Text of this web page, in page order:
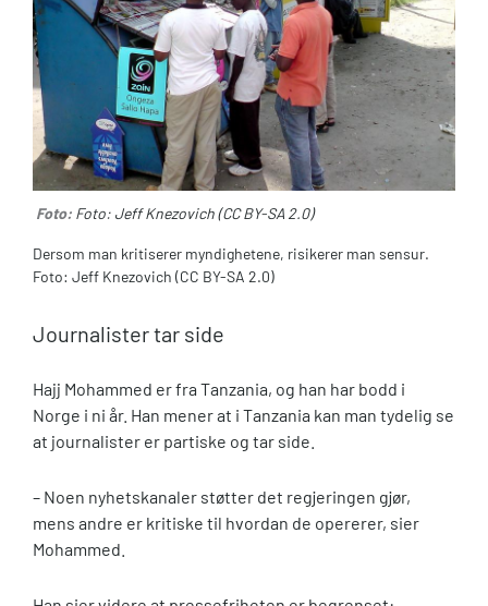
Foto: Foto: Jeff Knezovich (CC BY-SA 2.0)
Dersom man kritiserer myndighetene, risikerer man sensur.
Foto: Jeff Knezovich (CC BY-SA 2.0)
Journalister tar side
Hajj Mohammed er fra Tanzania, og han har bodd i
Norge i ni år. Han mener at i Tanzania kan man tydelig se
at journalister er partiske og tar side.
– Noen nyhetskanaler støtter det regjeringen gjør,
mens andre er kritiske til hvordan de opererer, sier
Mohammed.